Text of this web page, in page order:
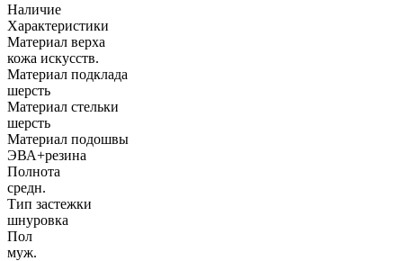
Наличие
Характеристики
Материал верха
кожа искусств.
Материал подклада
шерсть
Материал стельки
шерсть
Материал подошвы
ЭВА+резина
Полнота
средн.
Тип застежки
шнуровка
Пол
муж.